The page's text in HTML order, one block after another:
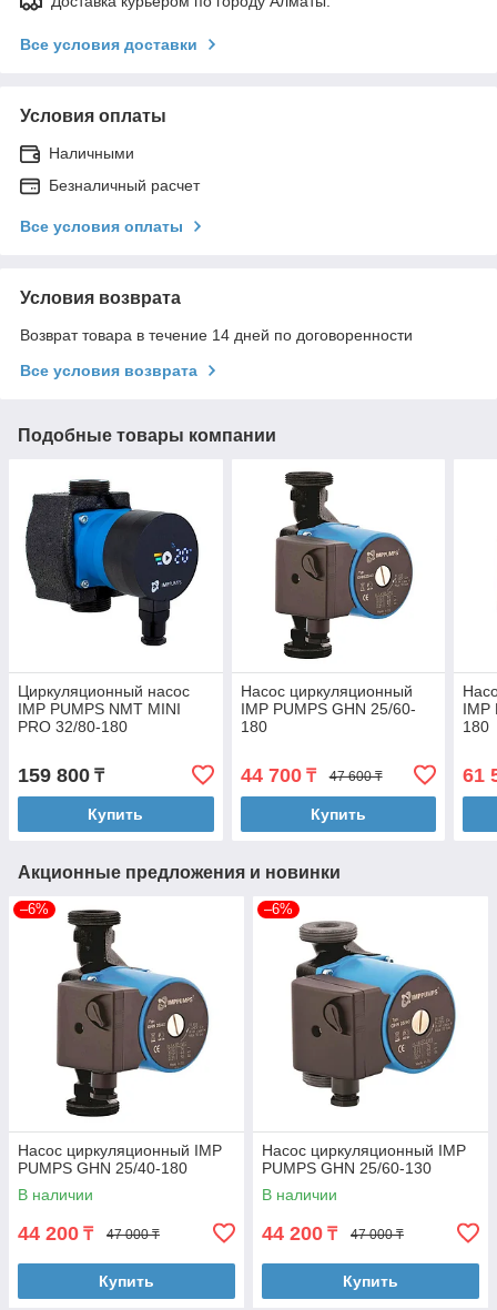
Все условия доставки
Условия оплаты
Наличными
Безналичный расчет
Все условия оплаты
Условия возврата
Возврат товара в течение 14 дней по договоренности
Все условия возврата
Подобные товары компании
Циркуляционный насос
IMP PUMPS NMT MINI
PRO 32/80-180
159 800 ₸
Купить
Насос циркуляционный
IMP PUMPS GHN 25/60-
180
44 700₸ 47 600 ₸
Купить
IMP
180
61
Акционные предложения и новинки
–6%
Насос циркуляционный IMP
PUMPS GHN 25/40-180
В наличии
44 200 ₸ 47 000 ₸
Купить
–6%
Насос циркуляционный IMP
PUMPS GHN 25/60-130
В наличии
44 200 ₸ 47 000 ₸
Купить